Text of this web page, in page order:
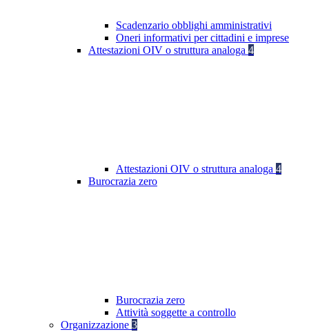
Scadenzario obblighi amministrativi
Oneri informativi per cittadini e imprese
Attestazioni OIV o struttura analoga 4
Attestazioni OIV o struttura analoga 4
Burocrazia zero
Burocrazia zero
Attività soggette a controllo
Organizzazione 3